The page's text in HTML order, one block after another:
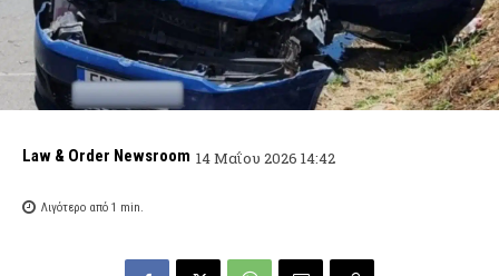
Law & Order Newsroom 14 Μαΐου 2026 14:42
Λιγότερο από 1 min.